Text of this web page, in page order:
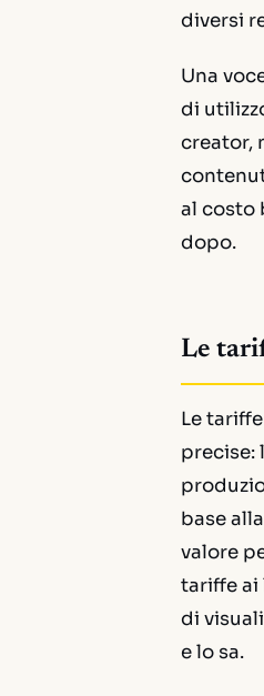
diversi
Una
di
creator,
al costo
dopo.
Le
Le
precise:
base
valore
tariffe ai
di
e lo sa.